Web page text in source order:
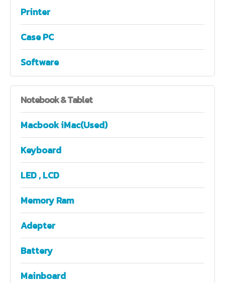
Printer
Case PC
Software
Notebook& Tablet
Macbook iMac(Used)
Keyboard
LED , LCD
Memory Ram
Adepter
Battery
Mainboard